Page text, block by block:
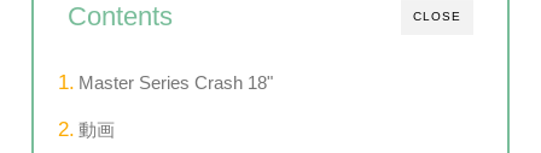
CLOSE
Contents
Master Series Crash 18"
動画